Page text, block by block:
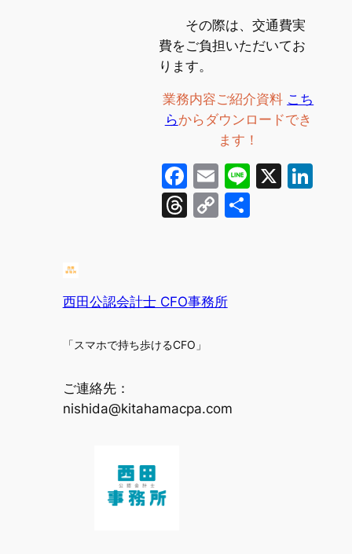
その際は、交通費実
費をご負担いただいてお
ります。
業務内容ご紹介資料 こち
らからダウンロードでき
ます！
Facebook
Email
Line
X
Threads
Copy
西田公認会計士 CFO事務所
「スマホで持ち歩けるCFO」
ご連絡先：
nishida@kitahamacpa.com